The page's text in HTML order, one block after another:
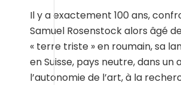
Il y a exactement 100 ans,
Samuel Rosenstock alors âgé
« terre triste » en roumain, sa
en Suisse, pays neutre, dans
l’autonomie de l’art, à la